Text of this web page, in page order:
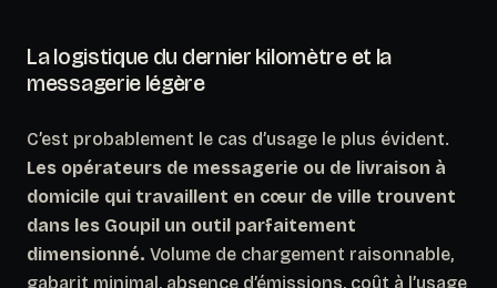
La logistique du dernier kilomètre et la
messagerie légère
C’est probablement le cas d’usage le plus évident.
Les opérateurs de messagerie ou de livraison à
domicile qui travaillent en cœur de ville trouvent
dans les Goupil un outil parfaitement
dimensionné. Volume de chargement raisonnable,
gabarit minimal, absence d’émissions, coût à l’usage